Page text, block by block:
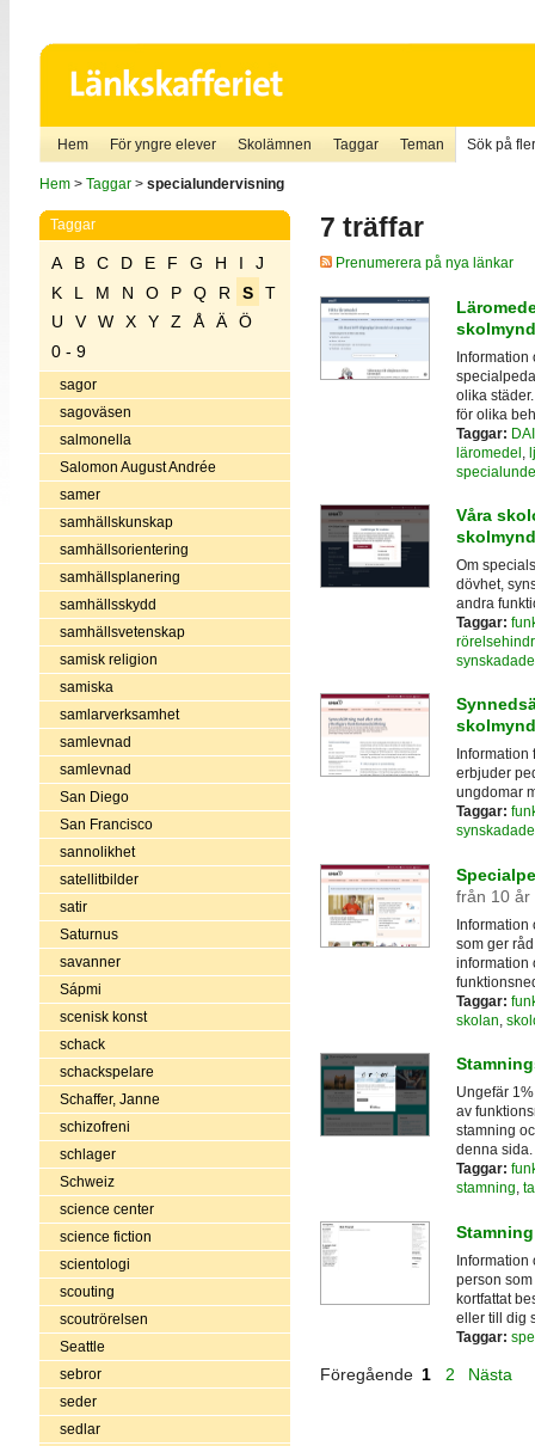
Hem För yngre elever Skolämnen Taggar Teman Sök på
Hem> Taggar> specialundervisning
Taggar
A B C D E F G H I
J
K
L M N O P Q R S
T
U
V W X Y Z Å Ä
Ö
0 - 9
sagor
sagoväsen
salmonella
Salomon August Andrée
samer
samhällskunskap
samhällsorientering
samhällsplanering
samhällsskydd
samhällsvetenskap
samisk religion
samiska
samlarverksamhet
samlevnad
samlevnad
San Diego
San Francisco
sannolikhet
satellitbilder
satir
Saturnus
savanner
Sápmi
scenisk konst
schack
schackspelare
Schaffer, Janne
schizofreni
schlager
Schweiz
science center
science fiction
scientologi
scouting
scoutrörelsen
Seattle
sebror
seder
sedlar
7 träffar
Prenumerera på nya länkar
Information
olika
för olika
Taggar:
läromedel
Våra
Om
dövhet,
andra
Taggar:
synskadade
erbjuder
ungdomar
Taggar:
synskadade
från 10 år
Information
som ger
information
Taggar:
skolan,
Ungefär
av
stamning
denna sida.
Taggar:
stamning,
Information
person
kortfattat
eller till dig
Taggar:
Föregående 1 2 Nästa